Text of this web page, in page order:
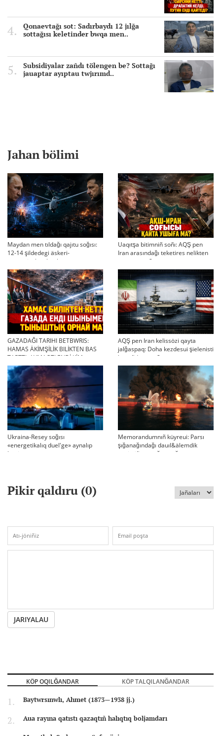
Qonaevtağı sot: Sadırbaydı 12 jılğa
sottağısı keletinder bwqa men..
Subsidiyalar zañdı tölengen be? Sottağı
jauaptar ayıptau twjırımd..
Jahan bölimi
Maydan men tıldağı qajıtu soğısı:
12-14 şildedegi äskeri-
strategiyalıq ahual
Uaqıtşa bitimniñ soñı: AQŞ pen
Iran arasındağı teketires nelikten
qayta uşıqtı?
GAZADAĞI TARIHI BETBWRIS:
HAMAS ÄKİMŞİLİK BILİKTEN BAS
TARTTI. AYMAQTI ENDİ KİM
BASQARADI?
AQŞ pen Iran kelissözi qayta
jalğaspaq: Doha kezdesui şielenisti
bäseñdete me?
Ukraina-Resey soğısı
«energetikalıq duel'ge» aynalıp
ketti
Memorandumnıñ küyreui: Parsı
şığanağındağı dauıl&älemdik
tärtiptiñ sın sağatı soğıp twr
Pikir qaldıru (0)
JARIYALAU
KÖP OQILĞANDAR KÖP TALQILANĞANDAR
Baytwrsınwlı, Ahmet (1873—1938 jj.)
Aua rayına qatıstı qazaqtıñ halıqtıq boljamdarı